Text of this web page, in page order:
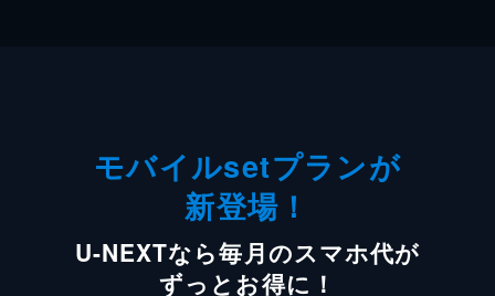
モバイルsetプランが
新登場！
U-NEXTなら毎月のスマホ代が
ずっとお得に！